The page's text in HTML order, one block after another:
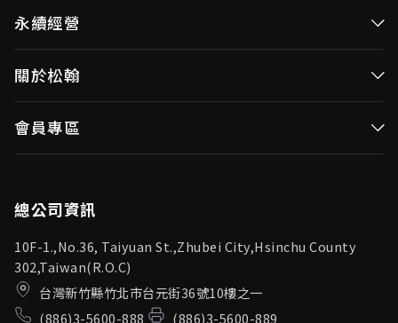
視訊/影像控制器
無線視頻傳輸
OID產品(Optical ID)
視訊／影像控制器
無線視頻傳輸
永續經營
投資人專區
利害關係人
關於松翰
會員專區
總公司資訊
10F-1.,No.36, Taiyuan St.,Zhubei City,Hsinchu County
302,Taiwan(R.O.C)
台灣新竹縣竹北市台元街36號10樓之一
(886)3-5600-888
(886)3-5600-889